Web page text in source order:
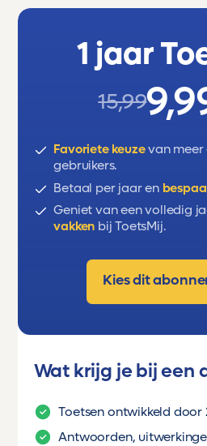
1 jaar
15,99
Favoriete keuzevan meer
gebruikers.
Betaal per jaar en
Geniet van een volledig
vakken bij ToetsMij.
Kies dit
Wat krijg je bij een
Toetsen ontwikkeld door
Antwoorden,